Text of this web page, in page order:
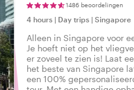
1486 beoordelingen
4 hours | Day trips | Singapore
Alleen in Singapore voor
Je hoeft niet op het
er zoveel te zien is! Laat
het beste van Singapore
een 100%